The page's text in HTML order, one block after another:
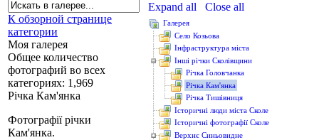
К обзорной странице
категории
Моя галерея
Общее количество
фотографий во всех
категориях: 1,969
Річка Кам'янка
Фотографії річки
Кам'янка.
Expand all Close all
Галерея
Cело Козьова
Інфраструктура міста
Інші річки Сколівщини
Річка Головчанка
Річка Кам'янка
Річка Тишівниця
Історичні люди міста Сколе
Історичні фотографії Сколе
Верхнє Синьовидне